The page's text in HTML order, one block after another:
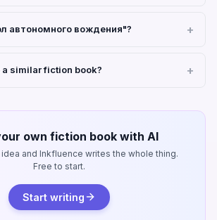
автономного вождения"?
a similar fiction book?
own fiction book with AI
and Inkfluence writes the whole thing.
Free to start.
Start writing